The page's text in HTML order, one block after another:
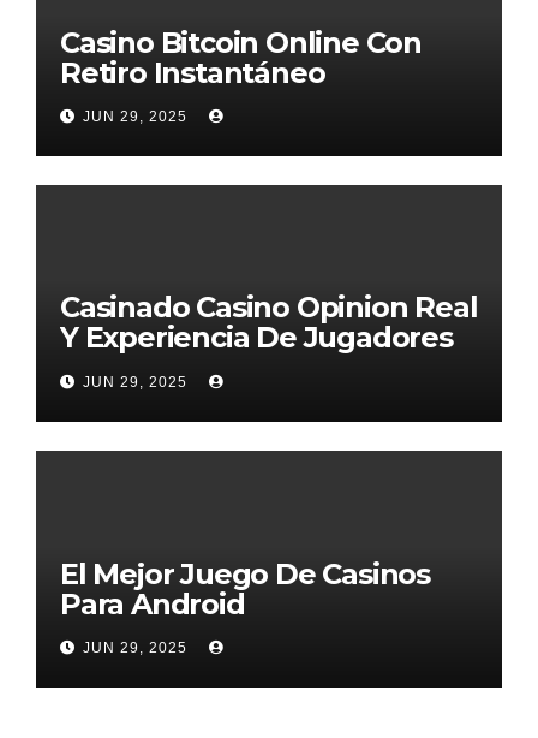
Casino Bitcoin Online Con
Retiro Instantáneo
JUN 29, 2025
Casinado Casino Opinion Real
Y Experiencia De Jugadores
2026
JUN 29, 2025
El Mejor Juego De Casinos
Para Android
JUN 29, 2025